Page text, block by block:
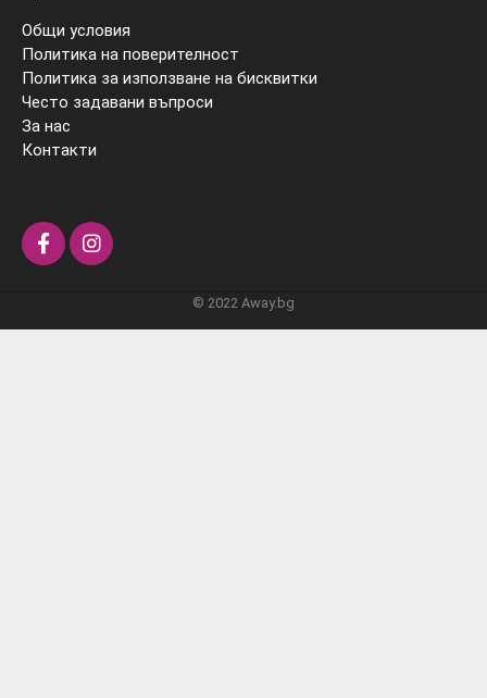
Общи условия
Политика на поверителност
Политика за използване на бисквитки
Често задавани въпроси
За нас
Контакти
© 2022 Away.bg